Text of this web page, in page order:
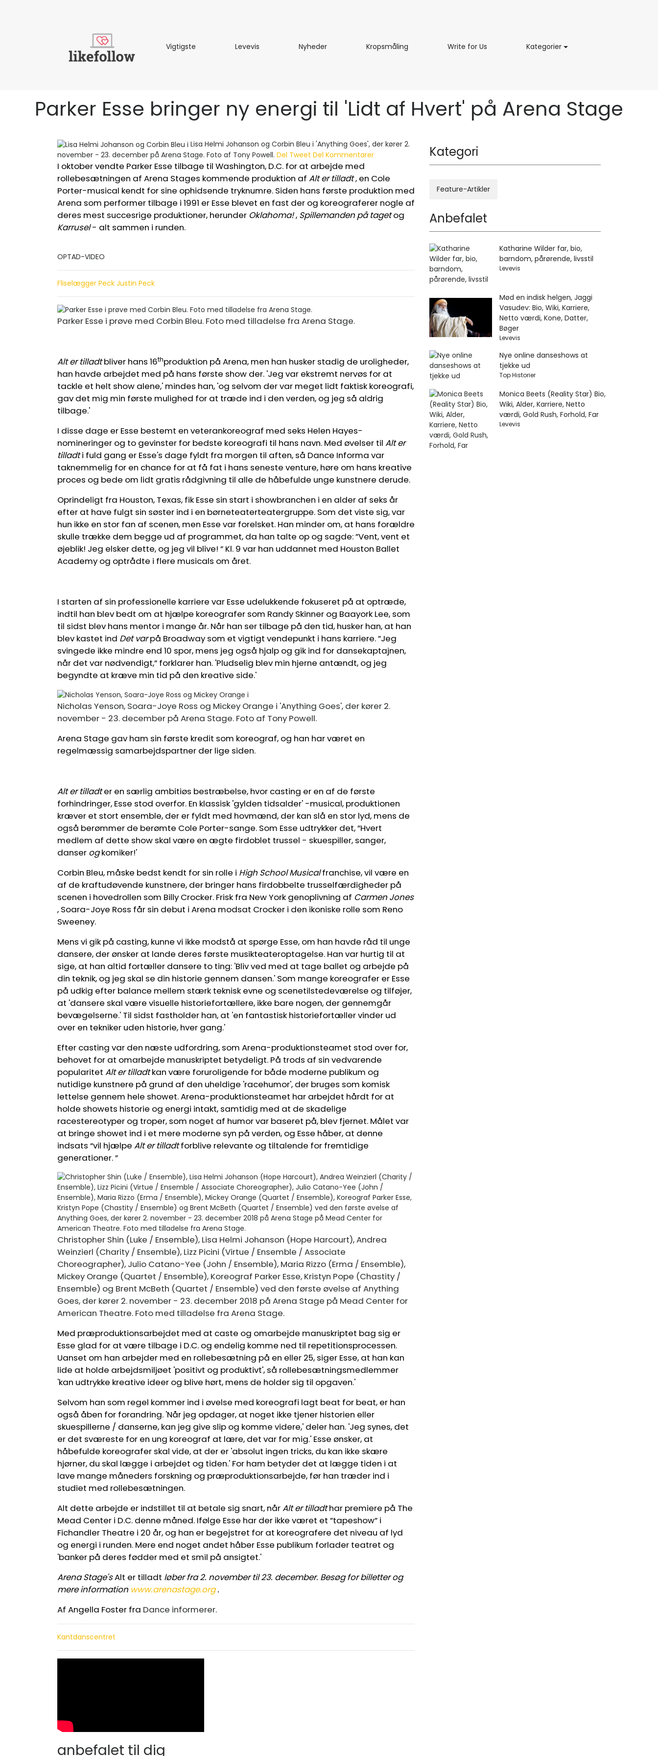
Vigtigste Levevis NyhederNyheder Kropsmåling KropsmålingWrite for Us KategorierKategorier
Parker Esse bringer ny energi til 'Lidt af Hvert' på Arena Stage
Lisa Helmi Johanson og Corbin Bleu i 'Anything Goes', der kører 2.
november - 23. december på Arena Stage. Foto af Tony Powell. Del Tweet Del Kommentarer
I oktober vendte Parker Esse tilbage til Washington, D.C. for at arbejde med
rollebesætningen af ​​Arena Stages kommende produktion af Alt er tilladt, en Cole
Porter-musical kendt for sine ophidsende tryknumre. Siden hans første produktion med
Arena som performer tilbage i 1991 er Esse blevet en fast der og koreograferer nogle af
deres mest succesrige produktioner, herunder Oklahoma!, Spillemanden på tagetog
Karrusel- alt sammen i runden.
OPTAD-VIDEO
Fliselægger Peck Justin Peck
Parker Esse i prøve med Corbin Bleu. Foto med tilladelse fra Arena Stage.
Alt er tilladtbliver hans 16thproduktion på Arena, men han husker stadig de uroligheder,
han havde arbejdet med på hans første show der. 'Jeg var ekstremt nervøs for at
tackle et helt show alene,' mindes han, 'og selvom der var meget lidt faktisk koreografi,
gav det mig min første mulighed for at træde ind i den verden, og jeg så aldrig
tilbage.'
I disse dage er Esse bestemt en veterankoreograf med seks Helen Hayes-
nomineringer og to gevinster for bedste koreografi til hans navn. Med øvelser til Alt er
tilladti fuld gang er Esse's dage fyldt fra morgen til aften, så Dance Informa var
taknemmelig for en chance for at få fat i hans seneste venture, høre om hans kreative
proces og bede om lidt gratis rådgivning til alle de håbefulde unge kunstnere derude.
Oprindeligt fra Houston, Texas, fik Esse sin start i showbranchen i en alder af seks år
efter at have fulgt sin søster ind i en børneteaterteatergruppe. Som det viste sig, var
hun ikke en stor fan af scenen, men Esse var forelsket. Han minder om, at hans forældre
skulle trække dem begge ud af programmet, da han talte op og sagde: ”Vent, vent et
øjeblik! Jeg elsker dette, og jeg vil blive! ” Kl. 9 var han uddannet med Houston Ballet
Academy og optrådte i flere musicals om året.
I starten af ​​sin professionelle karriere var Esse udelukkende fokuseret på at optræde,
indtil han blev bedt om at hjælpe koreografer som Randy Skinner og Baayork Lee, som
til sidst blev hans mentor i mange år. Når han ser tilbage på den tid, husker han, at han
blev kastet ind Det varpå Broadway som et vigtigt vendepunkt i hans karriere. ”Jeg
svingede ikke mindre end 10 spor, mens jeg også hjalp og gik ind for dansekaptajnen,
når det var nødvendigt,” forklarer han. 'Pludselig blev min hjerne antændt, og jeg
begyndte at kræve min tid på den kreative side.'
Nicholas Yenson, Soara-Joye Ross og Mickey Orange i 'Anything Goes', der kører 2.
november - 23. december på Arena Stage. Foto af Tony Powell.
Arena Stage gav ham sin første kredit som koreograf, og han har været en
regelmæssig samarbejdspartner der lige siden.
Alt er tilladter en særlig ambitiøs bestræbelse, hvor casting er en af ​​de første
forhindringer, Esse stod overfor. En klassisk 'gylden tidsalder' -musical, produktionen
kræver et stort ensemble, der er fyldt med hovmænd, der kan slå en stor lyd, mens de
også berømmer de berømte Cole Porter-sange. Som Esse udtrykker det, ”Hvert
medlem af dette show skal være en ægte firdoblet trussel - skuespiller, sanger,
danser ogkomiker!'
Corbin Bleu, måske bedst kendt for sin rolle i High School Musicalfranchise, vil være en
af ​​de kraftudøvende kunstnere, der bringer hans firdobbelte trusselfærdigheder på
scenen i hovedrollen som Billy Crocker. Frisk fra New York genoplivning af Carmen Jones
, Soara-Joye Ross får sin debut i Arena modsat Crocker i den ikoniske rolle som Reno
Sweeney.
Mens vi gik på casting, kunne vi ikke modstå at spørge Esse, om han havde råd til unge
dansere, der ønsker at lande deres første musikteateroptagelse. Han var hurtig til at
sige, at han altid fortæller dansere to ting: 'Bliv ved med at tage ballet og arbejde på
din teknik, og jeg skal se din historie gennem dansen.' Som mange koreografer er Esse
på udkig efter balance mellem stærk teknisk evne og scenetilstedeværelse og tilføjer,
at 'dansere skal være visuelle historiefortællere, ikke bare nogen, der gennemgår
bevægelserne.' Til sidst fastholder han, at 'en fantastisk historiefortæller vinder ud
over en tekniker uden historie, hver gang.'
Efter casting var den næste udfordring, som Arena-produktionsteamet stod over for,
behovet for at omarbejde manuskriptet betydeligt. På trods af sin vedvarende
popularitet Alt er tilladtkan være foruroligende for både moderne publikum og
nutidige kunstnere på grund af den uheldige 'racehumor', der bruges som komisk
lettelse gennem hele showet. Arena-produktionsteamet har arbejdet hårdt for at
holde showets historie og energi intakt, samtidig med at de skadelige
racestereotyper og troper, som noget af humor var baseret på, blev fjernet. Målet var
at bringe showet ind i et mere moderne syn på verden, og Esse håber, at denne
indsats “vil hjælpe Alt er tilladtforblive relevante og tiltalende for fremtidige
generationer. ”
Christopher Shin (Luke / Ensemble), Lisa Helmi Johanson (Hope Harcourt), Andrea
Weinzierl (Charity / Ensemble), Lizz Picini (Virtue / Ensemble / Associate
Choreographer), Julio Catano-Yee (John / Ensemble), Maria Rizzo (Erma / Ensemble),
Mickey Orange (Quartet / Ensemble), Koreograf Parker Esse, Kristyn Pope (Chastity /
Ensemble) og Brent McBeth (Quartet / Ensemble) ved den første øvelse af Anything
Goes, der kører 2. november - 23. december 2018 på Arena Stage på Mead Center for
American Theatre. Foto med tilladelse fra Arena Stage.
Med præproduktionsarbejdet med at caste og omarbejde manuskriptet bag sig er
Esse glad for at være tilbage i D.C. og endelig komme ned til repetitionsprocessen.
Uanset om han arbejder med en rollebesætning på en eller 25, siger Esse, at han kan
lide at holde arbejdsmiljøet 'positivt og produktivt', så rollebesætningsmedlemmer
'kan udtrykke kreative ideer og blive hørt, mens de holder sig til opgaven.'
Selvom han som regel kommer ind i øvelse med koreografi lagt beat for beat, er han
også åben for forandring. 'Når jeg opdager, at noget ikke tjener historien eller
skuespillerne / danserne, kan jeg give slip og komme videre,' deler han. 'Jeg synes, det
er det sværeste for en ung koreograf at lære, det var for mig.' Esse ønsker, at
håbefulde koreografer skal vide, at der er 'absolut ingen tricks, du kan ikke skære
hjørner, du skal lægge i arbejdet og tiden.' For ham betyder det at lægge tiden i at
lave mange måneders forskning og præproduktionsarbejde, før han træder ind i
studiet med rollebesætningen.
Alt dette arbejde er indstillet til at betale sig snart, nårAlt er tilladthar premiere på The
Mead Center i D.C. denne måned. Ifølge Esse har der ikke været et ”tapeshow” i
Fichandler Theatre i 20 år, og han er begejstret for at koreografere det niveau af lyd
og energi i runden. Mere end noget andet håber Esse publikum forlader teatret og
'banker på deres fødder med et smil på ansigtet.'
Arena Stage'sAlt er tilladt løber fra 2. november til 23. december. Besøg for billetter og
mere information www.arenastage.org .
Af Angella Foster fra Dance informerer.
Kantdanscentret
anbefalet til dig
Kategori
Feature-Artikler
Anbefalet
Katharine Wilder far, bio,
barndom, pårørende, livsstil
Levevis
Mød en indisk helgen, Jaggi
Vasudev: Bio, Wiki, Karriere,
Netto værdi, Kone, Datter,
Bøger
Levevis
Nye online danseshows at
tjekke ud
Top Historier
Monica Beets (Reality Star) Bio,
Wiki, Alder, Karriere, Netto
værdi, Gold Rush, Forhold, Far
Levevis